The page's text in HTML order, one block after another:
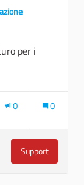
per i
0 0
Support
Piantiamo